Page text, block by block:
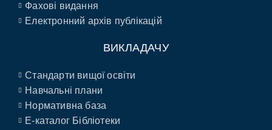
Фахові видання
Електронний архів публікацій
ВИКЛАДАЧУ
Стандарти вищої освіти
Навчальні плани
Нормативна база
E-каталог Бібліотеки